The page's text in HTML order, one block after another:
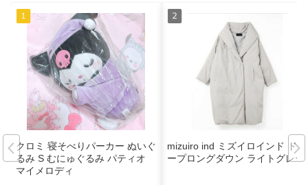
クロミ 寝そべりパーカー ぬいぐ
るみ S むにゅぐるみ パティオ
マイメロディ
mizuiro ind ミズイロインド ドレ
ープロングダウン ライトグレー